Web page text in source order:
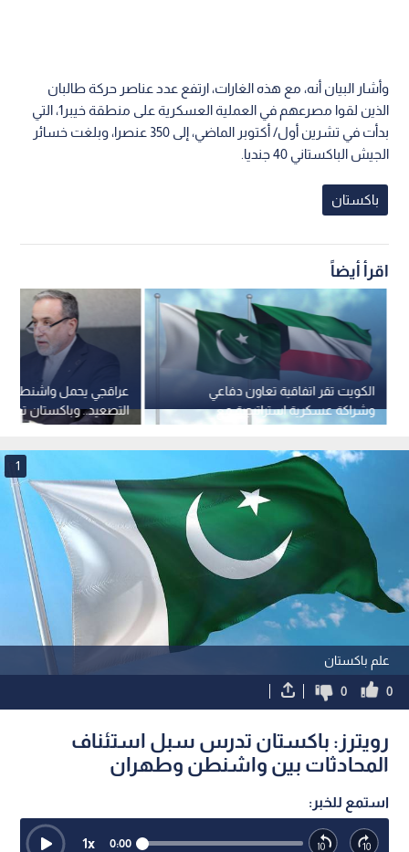
وأشار البيان أنه، مع هذه الغارات، ارتفع عدد عناصر حركة طالبان
الذين لقوا مصرعهم في العملية العسكرية على منطقة خيبر1، التي
بدأت في تشرين أول/ أكتوبر الماضي، إلى 350 عنصرا، وبلغت خسائر
الجيش الباكستاني 40 جنديا.
باكستان
اقرأ أيضاً
عراقجي يحمل واشنطن
التصعيد.. وباكستان
لمنع الصراع
الكويت تقر اتفاقية تعاون دفاعي
وشراكة عسكرية استراتيجية مع
باكستان
علم باكستان
1
0
0
رويترز: باكستان تدرس سبل استئناف
المحادثات بين واشنطن وطهران
استمع للخبر:
0:00
1x